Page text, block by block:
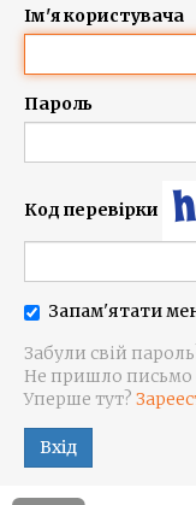
Ім'я користувача
Пароль
Код перевірки
Запам'ятати
Забули свій
Не пришло письмо
Уперше тут?
Вхід